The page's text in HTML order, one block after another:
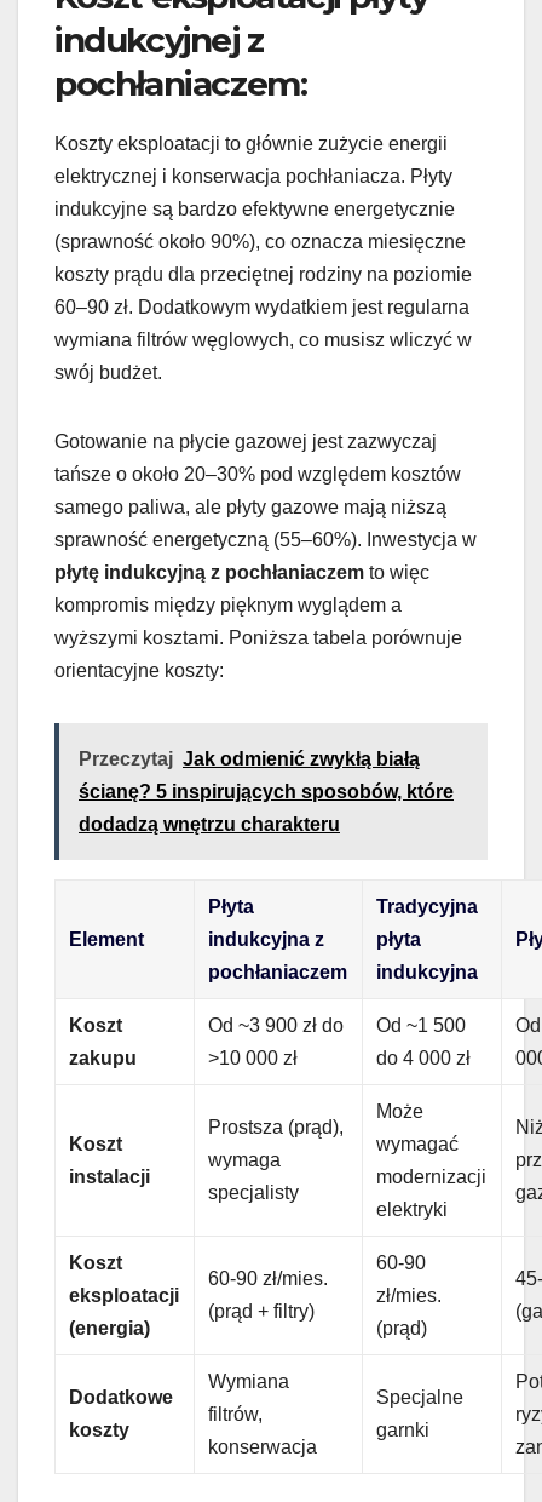
indukcyjnej z
pochłaniaczem:
Koszty eksploatacji to głównie zużycie energii
elektrycznej i konserwacja pochłaniacza. Płyty
indukcyjne są bardzo efektywne energetycznie
(sprawność około 90%), co oznacza miesięczne
koszty prądu dla przeciętnej rodziny na poziomie
60–90 zł. Dodatkowym wydatkiem jest regularna
wymiana filtrów węglowych, co musisz wliczyć w
swój budżet.
Gotowanie na płycie gazowej jest zazwyczaj
tańsze o około 20–30% pod względem kosztów
samego paliwa, ale płyty gazowe mają niższą
sprawność energetyczną (55–60%). Inwestycja w
płytę indukcyjną z pochłaniaczem to więc
kompromis między pięknym wyglądem a
wyższymi kosztami. Poniższa tabela porównuje
orientacyjne koszty:
Przeczytaj Jak odmienić zwykłą białą
ścianę? 5 inspirujących sposobów, które
dodadzą wnętrzu charakteru
Element
Płyta
indukcyjna z
pochłaniaczem
Tradycyjna
płyta
indukcyjna
Koszt
zakupu
Od ~3 900 zł do
>10 000 zł
Od ~1 500
do 4 000 zł
Koszt
instalacji
Prostsza (prąd),
wymaga
specjalisty
Może
wymagać
modernizacji
elektryki
Koszt
eksploatacji
(energia)
60-90 zł/mies.
(prąd + filtry)
60-90
zł/mies.
(prąd)
Dodatkowe
koszty
Wymiana
filtrów,
konserwacja
Specjalne
garnki